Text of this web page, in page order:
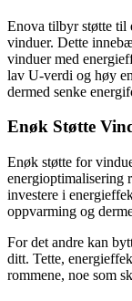
Enova tilbyr støtte til
vinduer. Dette
vinduer med
lav U-verdi og høy
dermed senke
Enøk Støtte
Enøk støtte for
energioptimalisering
investere i
oppvarming og
For det andre kan
ditt. Tette,
rommene, noe som